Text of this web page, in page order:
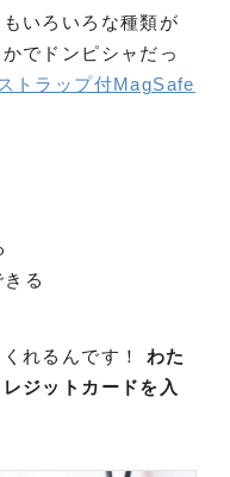
いろいろな種類が
でドンピシャだっ
トラップ付MagSafe
る
れるんです！ わた
ジットカードを入